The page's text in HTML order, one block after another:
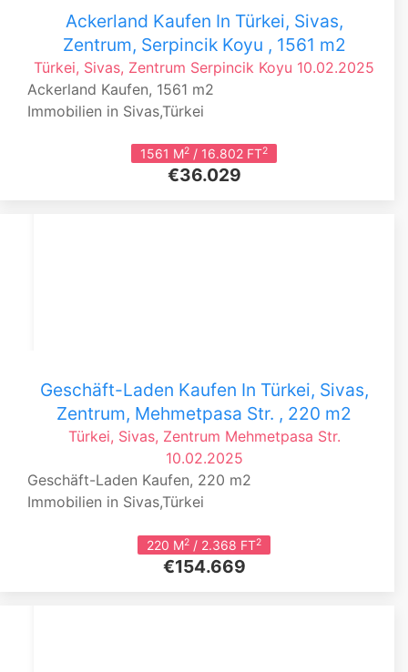
Ackerland Kaufen In Türkei, Sivas,
Zentrum, Serpincik Koyu , 1561 m2
Türkei, Sivas, Zentrum Serpincik Koyu 10.02.2025
Ackerland Kaufen, 1561 m2
Immobilien in Sivas,Türkei
1561 M2 / 16.802 FT2
€36.029
Geschäft-Laden Kaufen In Türkei, Sivas,
Zentrum, Mehmetpasa Str. , 220 m2
Türkei, Sivas, Zentrum Mehmetpasa Str.
10.02.2025
Geschäft-Laden Kaufen, 220 m2
Immobilien in Sivas,Türkei
220 M2 / 2.368 FT2
€154.669